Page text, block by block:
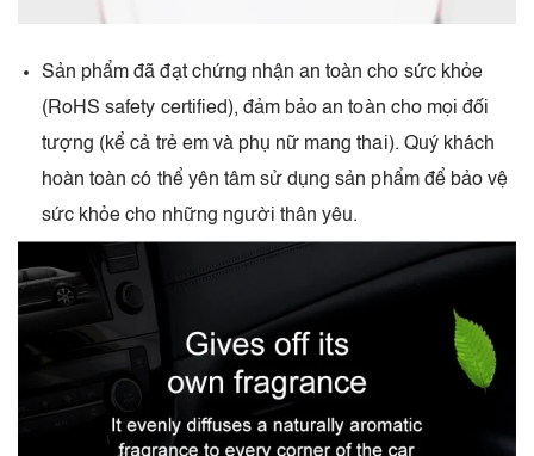
Sản phẩm đã đạt chứng nhận an toàn cho sức khỏe
(RoHS safety certified), đảm bảo an toàn cho mọi đối
tượng (kể cả trẻ em và phụ nữ mang thai). Quý khách
hoàn toàn có thể yên tâm sử dụng sản phẩm để bảo vệ
sức khỏe cho những người thân yêu.